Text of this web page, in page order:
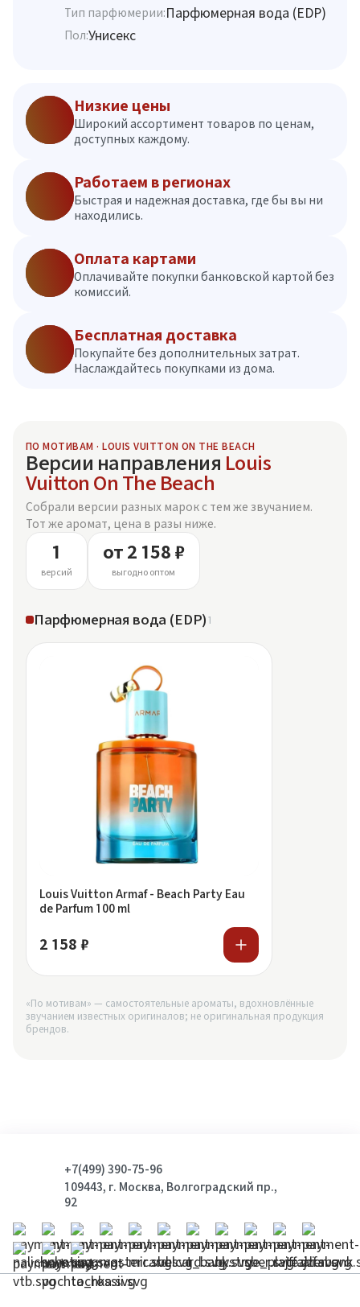
Тип парфюмерии:Парфюмерная вода (EDP)
Пол:Унисекс
Низкие цены
Широкий ассортимент товаров по ценам,
доступных каждому.
Работаем в регионах
Быстрая и надежная доставка, где бы вы ни
находились.
Оплата картами
Оплачивайте покупки банковской картой без
комиссий.
Бесплатная доставка
Покупайте без дополнительных затрат.
Наслаждайтесь покупками из дома.
ПО МОТИВАМ · LOUIS VUITTON ON THE BEACH
Версии направления Louis
Vuitton On The Beach
Собрали версии разных марок с тем же звучанием.
Тот же аромат, цена в разы ниже.
1
версий
от 2 158 ₽
выгодно оптом
Парфюмерная вода (EDP)1
Louis Vuitton Armaf - Beach Party Eau
de Parfum 100 ml
2 158 ₽
«По мотивам» — самостоятельные ароматы, вдохновлённые
звучанием известных оригиналов; не оригинальная продукция
брендов.
+7(499) 390-75-96
109443, г. Москва, Волгоградский пр.,
92